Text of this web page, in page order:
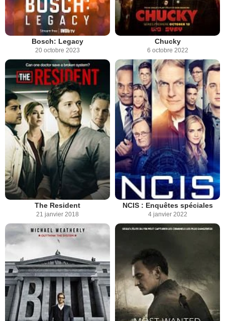
Bosch: Legacy
20 octobre 2023
Chucky
6 octobre 2022
The Resident
21 janvier 2018
NCIS : Enquêtes spéciales
4 janvier 2022